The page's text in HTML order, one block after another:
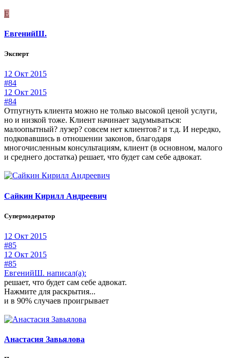
Е
ЕвгенийШ.
Эксперт
12 Окт 2015
#84
12 Окт 2015
#84
Отпугнуть клиента можно не только высокой ценой услуги,
но и низкой тоже. Клиент начинает задумываться:
малоопытный? лузер? совсем нет клиентов? и т.д. И нередко,
подковавшись в отношении законов, благодаря
многочисленным консультациям, клиент (в основном, малого
и среднего достатка) решает, что будет сам себе адвокат.
Сайкин Кирилл Андреевич
Супермодератор
12 Окт 2015
#85
12 Окт 2015
#85
ЕвгенийШ. написал(а):
решает, что будет сам себе адвокат.
Нажмите для раскрытия...
и в 90% случаев проигрывает
Анастасия Завьялова